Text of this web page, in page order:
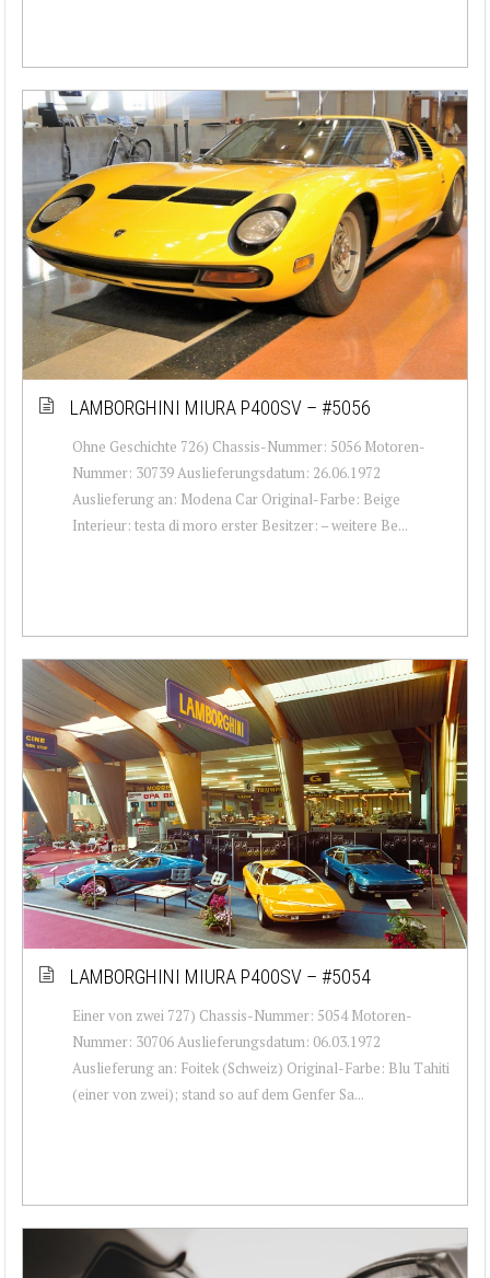
LAMBORGHINI MIURA P400SV – #5056
Ohne Geschichte 726) Chassis-Nummer: 5056 Motoren-
Nummer: 30739 Auslieferungsdatum: 26.06.1972
Auslieferung an: Modena Car Original-Farbe: Beige
Interieur: testa di moro erster Besitzer: – weitere Be...
LAMBORGHINI MIURA P400SV – #5054
Einer von zwei 727) Chassis-Nummer: 5054 Motoren-
Nummer: 30706 Auslieferungsdatum: 06.03.1972
Auslieferung an: Foitek (Schweiz) Original-Farbe: Blu Tahiti
(einer von zwei); stand so auf dem Genfer Sa...